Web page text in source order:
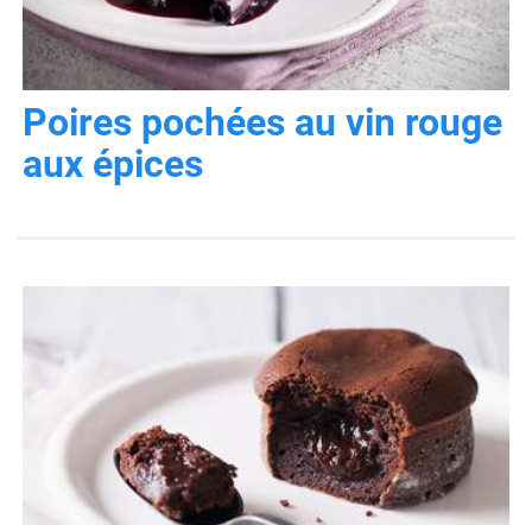
Poires pochées au vin rouge
aux épices